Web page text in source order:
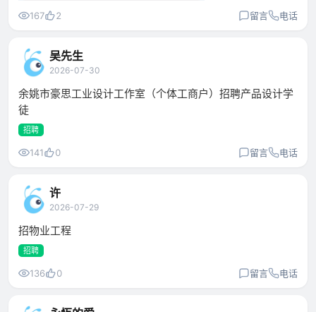
167 2 留言 电话
吴先生
2026-07-30
余姚市豪思工业设计工作室（个体工商户）招聘产品设计学
徒
招聘
141 0 留言 电话
许
2026-07-29
招物业工程
招聘
136 0 留言 电话